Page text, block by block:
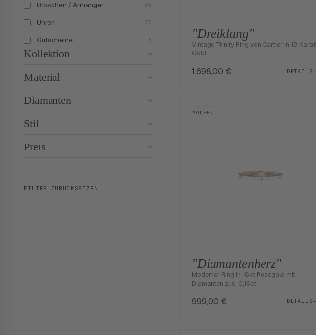
Broschen / Anhänger 88
Uhren 78
Gutscheine 5
Kollektion
Material
Diamanten
Stil
Preis
FILTER ZURÜCKSETZEN
"Dreiklang"
Vintage Trinity Ring von Cartier in 18 Karat
Gold
1.698,00 € DETAILS→
MODERN
"Diamantenherz"
Moderner Ring in 18kt Rosegold mit
Diamanten zus. 0,16ct
999,00 € DETAILS→